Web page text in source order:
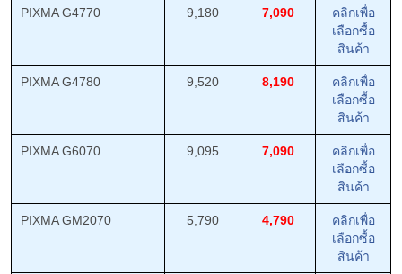
PIXMA G4770 9,180 7,090
คลิกเพื่อ
เลือกซื้อ
สินค้า
PIXMA G4780 9,520 8,190
คลิกเพื่อ
เลือกซื้อ
สินค้า
PIXMA G6070 9,095 7,090
คลิกเพื่อ
เลือกซื้อ
สินค้า
PIXMA GM2070 5,790 4,790
คลิกเพื่อ
เลือกซื้อ
สินค้า